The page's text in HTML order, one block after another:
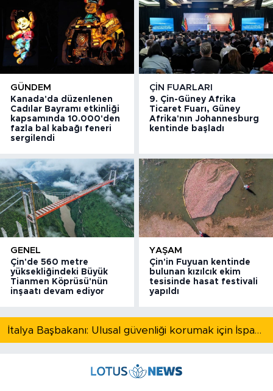
GÜNDEM
Kanada'da düzenlenen
Cadılar Bayramı etkinliği
kapsamında 10.000'den
fazla bal kabağı feneri
sergilendi
ÇIN FUARLARI
9. Çin-Güney Afrika
Ticaret Fuarı, Güney
Afrika'nın Johannesburg
kentinde başladı
GENEL
Çin'de 560 metre
yüksekliğindeki Büyük
Tianmen Köprüsü'nün
inşaatı devam ediyor
YAŞAM
Çin'in Fuyuan kentinde
bulunan kızılcık ekim
tesisinde hasat festivali
yapıldı
İtalya Başbakanı: Ulusal güvenliği korumak için İspanya ile Schengen kapsamındaki serbest dolaşımı askıya alıyoruz